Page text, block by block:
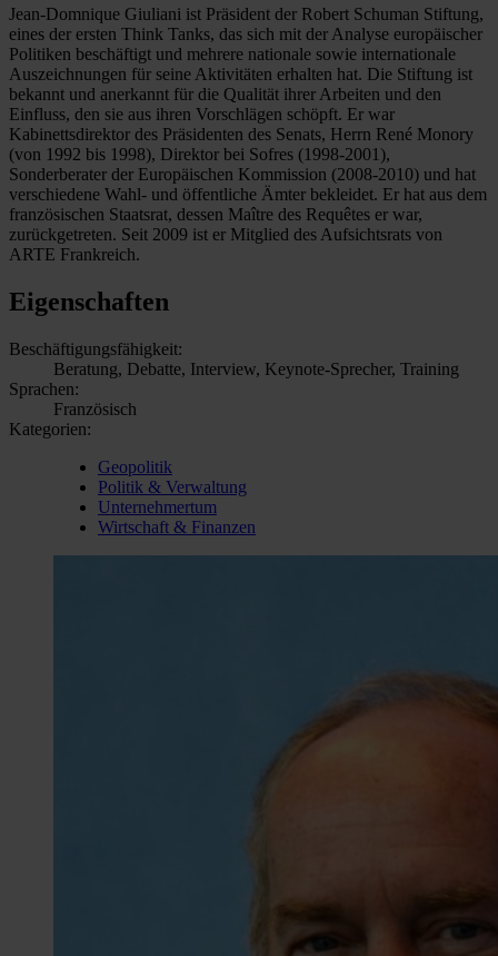
Jean-Domnique Giuliani ist Präsident der Robert Schuman Stiftung,
eines der ersten Think Tanks, das sich mit der Analyse europäischer
Politiken beschäftigt und mehrere nationale sowie internationale
Auszeichnungen für seine Aktivitäten erhalten hat. Die Stiftung ist
bekannt und anerkannt für die Qualität ihrer Arbeiten und den
Einfluss, den sie aus ihren Vorschlägen schöpft. Er war
Kabinettsdirektor des Präsidenten des Senats, Herrn René Monory
(von 1992 bis 1998), Direktor bei Sofres (1998-2001),
Sonderberater der Europäischen Kommission (2008-2010) und hat
verschiedene Wahl- und öffentliche Ämter bekleidet. Er hat aus dem
französischen Staatsrat, dessen Maître des Requêtes er war,
zurückgetreten. Seit 2009 ist er Mitglied des Aufsichtsrats von
ARTE Frankreich.
Eigenschaften
Beschäftigungsfähigkeit:
Beratung, Debatte, Interview, Keynote-Sprecher, Training
Sprachen:
Französisch
Kategorien:
Geopolitik
Politik & Verwaltung
Unternehmertum
Wirtschaft & Finanzen